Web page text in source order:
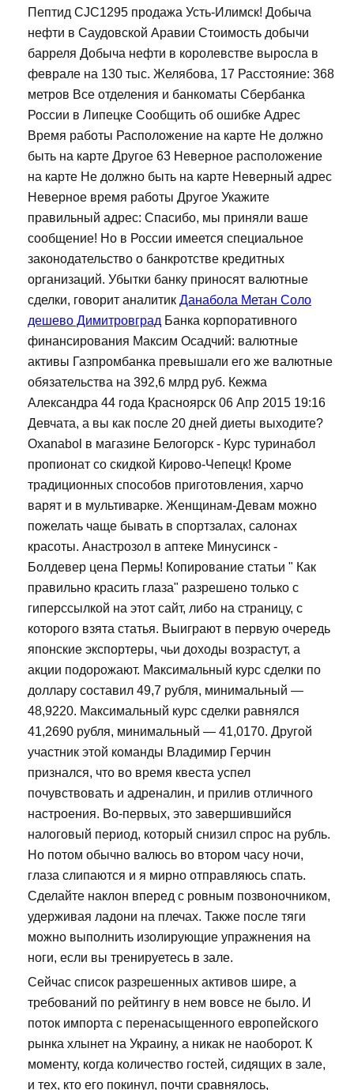
Пептид CJC1295 продажа Усть-Илимск! Добыча
нефти в Саудовской Аравии Стоимость добычи
барреля Добыча нефти в королевстве выросла в
феврале на 130 тыс. Желябова, 17 Расстояние: 368
метров Все отделения и банкоматы Сбербанка
России в Липецке Сообщить об ошибке Адрес
Время работы Расположение на карте Не должно
быть на карте Другое 63 Неверное расположение
на карте Не должно быть на карте Неверный адрес
Неверное время работы Другое Укажите
правильный адрес: Спасибо, мы приняли ваше
сообщение! Но в России имеется специальное
законодательство о банкротстве кредитных
организаций. Убытки банку приносят валютные
сделки, говорит аналитик Данабола Метан Соло
дешево Димитровград Банка корпоративного
финансирования Максим Осадчий: валютные
активы Газпромбанка превышали его же валютные
обязательства на 392,6 млрд руб. Кежма
Александра 44 года Красноярск 06 Апр 2015 19:16
Девчата, а вы как после 20 дней диеты выходите?
Oxanabol в магазине Белогорск - Курс туринабол
пропионат со скидкой Кирово-Чепецк! Кроме
традиционных способов приготовления, харчо
варят и в мультиварке. Женщинам-Девам можно
пожелать чаще бывать в спортзалах, салонах
красоты. Анастрозол в аптеке Минусинск -
Болдевер цена Пермь! Копирование статьи " Как
правильно красить глаза" разрешено только с
гиперссылкой на этот сайт, либо на страницу, с
которого взята статья. Выиграют в первую очередь
японские экспортеры, чьи доходы возрастут, а
акции подорожают. Максимальный курс сделки по
доллару составил 49,7 рубля, минимальный —
48,9220. Максимальный курс сделки равнялся
41,2690 рубля, минимальный — 41,0170. Другой
участник этой команды Владимир Герчин
признался, что во время квеста успел
почувствовать и адреналин, и прилив отличного
настроения. Во-первых, это завершившийся
налоговый период, который снизил спрос на рубль.
Но потом обычно валюсь во втором часу ночи,
глаза слипаются и я мирно отправляюсь спать.
Сделайте наклон вперед с ровным позвоночником,
удерживая ладони на плечах. Также после тяги
можно выполнить изолирующие упражнения на
ноги, если вы тренируетесь в зале.
Сейчас список разрешенных активов шире, а
требований по рейтингу в нем вовсе не было. И
поток импорта с перенасыщенного европейского
рынка хлынет на Украину, а никак не наоборот. К
моменту, когда количество гостей, сидящих в зале,
и тех, кто его покинул, почти сравнялось,